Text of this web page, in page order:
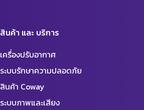
สินค้า และ บริการ
เครื่องปรับอากาศ
ระบบรักษาความปลอดภัย
สินค้า Coway
ระบบภาพและเสียง